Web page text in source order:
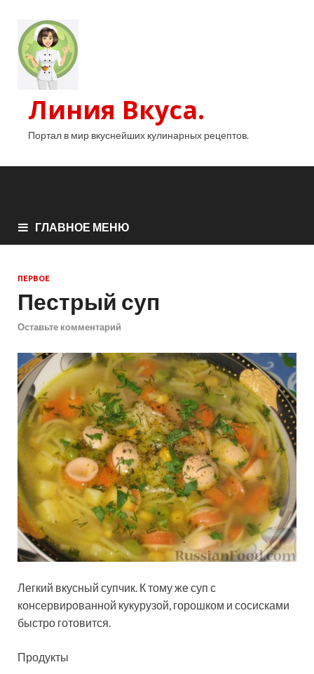
Линия Вкуса.
Портал в мир вкуснейших кулинарных рецептов.
ГЛАВНОЕ МЕНЮ
ПЕРВОЕ
Пестрый суп
Оставьте комментарий
Легкий вкусный супчик. К тому же суп с
консервированной кукурузой, горошком и сосисками
быстро готовится.
Продукты